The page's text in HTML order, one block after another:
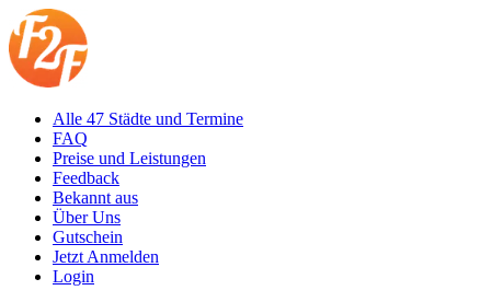
Alle 47 Städte und Termine
FAQ
Preise und Leistungen
Feedback
Bekannt aus
Über Uns
Gutschein
Jetzt Anmelden
Login